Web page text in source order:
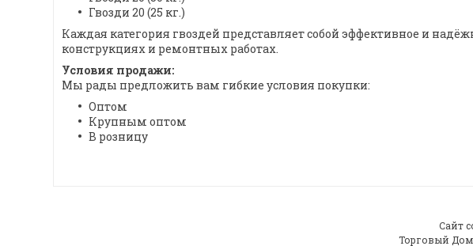
Гвозди 20 (25 кг.)
Каждая категория гвоздей представляет собой эффективное и
конструкциях и ремонтных работах.
Условия продажи:
Мы рады предложить вам гибкие условия покупки:
Оптом
Крупным оптом
В розницу
Сайт